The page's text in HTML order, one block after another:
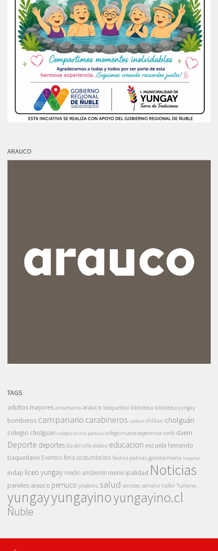
ARAUCO
TAGS
adultos mayores aniversario arauco basquetbol biblioteca biblioteca yungay
bomberos campanario carabineros cesfam chillan cholguán
colegio cholguan colegio divina pastora colegio nueva esperanza corfo daem
Deporte deportes dia del niño dideco educacion escuela fernando
baquedano Eventosferia costumbrista fiestas patrias gendarmeria hospital
indap liceo yungay medio ambiente municipalidad Noticias
paneles arauco pemuco prodemu salud sercotec sernatur taller Turismo
yungayyungayinoyungayino.cl
Ñuble